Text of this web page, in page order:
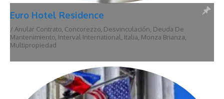
Euro Hotel Residence
/ Anular Contrato, Concorezzo, Desvinculación, Deuda De
Mantenimiento, Interval International, Italia, Monza Brianza,
Multipropiedad